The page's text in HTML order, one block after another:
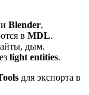
Blender,
в MDL.
дым.
light entities.
для экспорта в